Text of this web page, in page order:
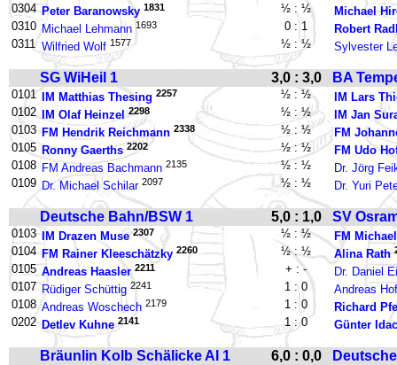
0304 Peter Baranowsky 1831 ½ : ½
Michael
0310 Michael Lehmann 1693 0 : 1
Robert
0311 Wilfried Wolf 1577 ½ : ½ Sylvester
SG WiHeil 1 3,0 : 3,0 BA
0101 IM Matthias Thesing 2257 ½ : ½
IM Lars
0102
IM Olaf Heinzel 2298 ½ : ½
IM Jan
0103 FM Hendrik Reichmann 2338 ½ : ½
FM
0105 Ronny Gaerths 2202 ½ : ½
FM Udo
0108 FM Andreas Bachmann 2135 ½ : ½
Dr. Jörg
0109 Dr. Michael Schilar 2097 ½ : ½ Dr. Yuri
Deutsche Bahn/BSW 1 5,0 : 1,0 SV
0103 IM Drazen Muse 2307 ½ : ½
FM
0104 FM Rainer Kleeschätzky 2260 ½ : ½ Alina Rath
0105 Andreas Haasler 2211 + : -
Dr. Daniel
0107 Rüdiger Schüttig 2241 1 : 0
Andreas
0108 Andreas Woschech 2179 1 : 0
Richard
0202 Detlev Kuhne 2141 1 : 0 Günter
Bräunlin Kolb Schälicke AI 1 6,0 : 0,0